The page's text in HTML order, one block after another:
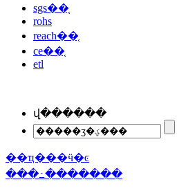
sgs��֤
rohs
reach��֤
ce��֤
etl
վ������
��ҵ���ӵ�ͼ
���߸�������